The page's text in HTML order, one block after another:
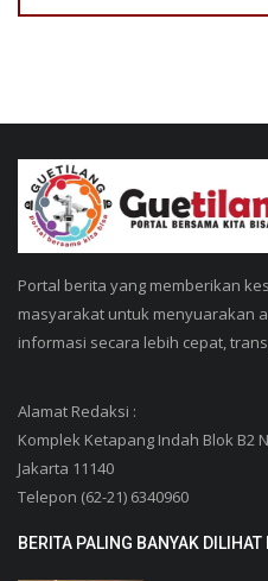
Portal berita yang memberikan
masyarakat untuk menyuarakan
informasi secara lebih cepat,
Alamat Redaksi :
Komplek Ketapang Indah Blok B2
Jakarta 11140
Telepon (62-21) 6340960
BERITA PALING BANYAK DILIHAT